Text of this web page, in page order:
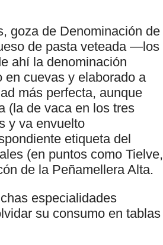
goza de Denominación de
de pasta veteada —los
ahí la denominación
cuevas y elaborado a
más perfecta, aunque
(la de vaca en los tres
y va envuelto
etiqueta del
(en puntos como Tielve,
de la Peñamellera Alta.
especialidades
su consumo en tablas